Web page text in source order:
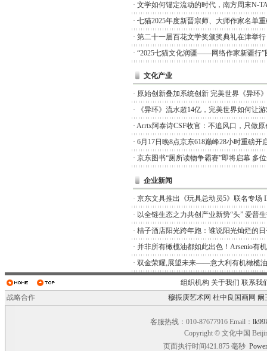
· 文学如何锚定流动的时代，南方周末N-
· 七猫2025年度新晋宗师、大师作家名单
· 第二十一届百花文学奖颁奖典礼在津举行
· “2025七猫文化润疆——网络作家新疆行”
文化产业
· 原始创新叠加系统创新 完美世界《异环
·
《异环》流水超14亿，完美世界如何让游
· Arrtx阿泰诗CSF收官：不追风口，只做原
· 6月17日晚8点京东618巅峰28小时重磅开
· 京东图书“厕所读物争霸赛”即将启幕 多
企业新闻
· 京东文具推出《玩具总动员5》联名专场
· 以全链生态之力共创产业新势“头” 爱普
· 桔子酒店阳光跨年跑：谁说阳光灿烂的
· 并非所有橄榄油都如此出色！Arsenio有
· 双金荣耀,展望未来——意大利有机橄榄
组织机构 关于我们 联系我
战略合作
穆振庚艺术网 杜中良国画网 阚
客服热线：010-87677916 Email：
Copyright © 文化中国
页面执行时间421.875 毫秒